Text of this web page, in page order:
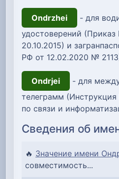
Ondrzhei
- для
удостоверений
20.10.2015) и
РФ от 12.02.2020 №
Ondrjei
- для
телеграмм
по связи и
Сведения об
🔥 Значение имени
совместимость...